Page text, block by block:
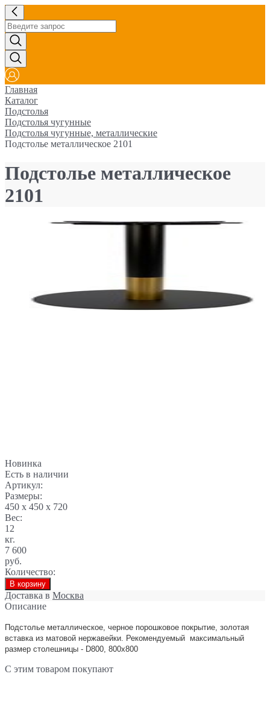
Главная
Каталог
Подстолья
Подстолья чугунные
Подстолья чугунные, металлические
Подстолье металлическое 2101
Подстолье металлическое
2101
Новинка
Есть в наличии
Артикул:
Размеры:
450 x 450 x 720
Вес:
12
кг.
7 600
руб.
Количество:
В корзину
Доставка в Москва
Описание
Подстолье металлическое, черное порошковое покрытие, золотая
вставка из матовой нержавейки . Рекомендуемый максимальный
размер столешницы - D800, 800х800
С этим товаром покупают